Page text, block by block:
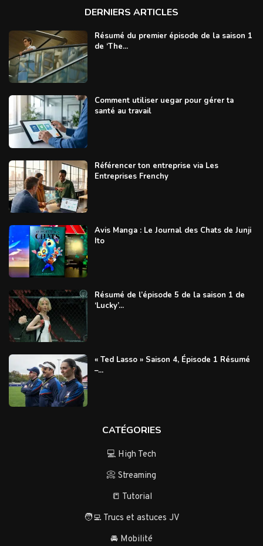
DERNIERS ARTICLES
Résumé du premier épisode de la saison 1
de ‘The...
Comment utiliser uegar pour gérer ta
santé au travail
Référencer ton entreprise via Les
Entreprises Frenchy
Avis Manga : Le Journal des Chats de Junji
Ito
Résumé de l’épisode 5 de la saison 1 de
‘Lucky’...
« Ted Lasso » Saison 4, Épisode 1 Résumé
–...
CATÉGORIES
💻 High Tech
📀 Streaming
📒 Tutorial
🧑‍💻 Trucs et astuces JV
🚘 Mobilité